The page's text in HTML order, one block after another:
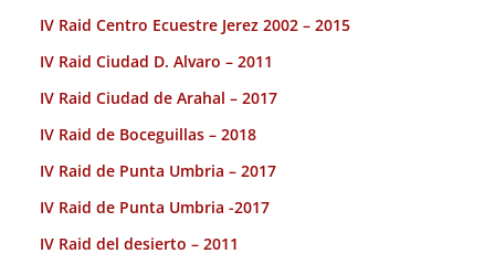
IV Raid Centro Ecuestre Jerez 2002 – 2015
IV Raid Ciudad D. Alvaro – 2011
IV Raid Ciudad de Arahal – 2017
IV Raid de Boceguillas – 2018
IV Raid de Punta Umbria – 2017
IV Raid de Punta Umbria -2017
IV Raid del desierto – 2011